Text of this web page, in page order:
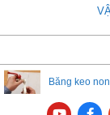
Navigation
Menu
Băng keo